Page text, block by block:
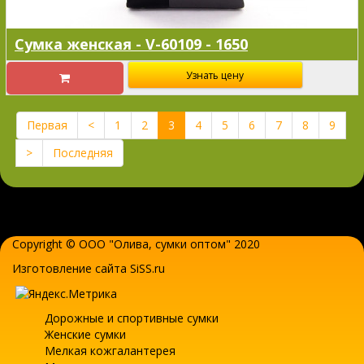
Сумка женская - V-60109 - 1650
Узнать цену
Первая < 1 2 3 4 5 6 7 8
9
>
Последняя
Copyright © ООО "Олива, сумки оптом" 2020
Изготовление сайта SiSS.ru
Дорожные и спортивные сумки
Женские сумки
Мелкая кожгалантерея